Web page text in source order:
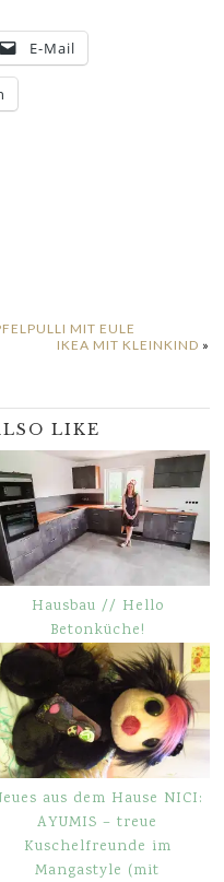
E-Mail
MIT EULE
IKEA MIT KLEINKIND »
LIKE
Hausbau // Hello
Betonküche!
aus dem Hause NICI:
AYUMIS – treue
Kuschelfreunde im
Mangastyle (mit